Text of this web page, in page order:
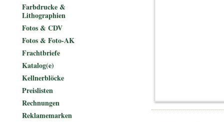
Farbdrucke &
Lithographien
Fotos & CDV
Fotos & Foto-AK
Frachtbriefe
Katalog(e)
Kellnerblöcke
Preislisten
Rechnungen
Reklamemarken